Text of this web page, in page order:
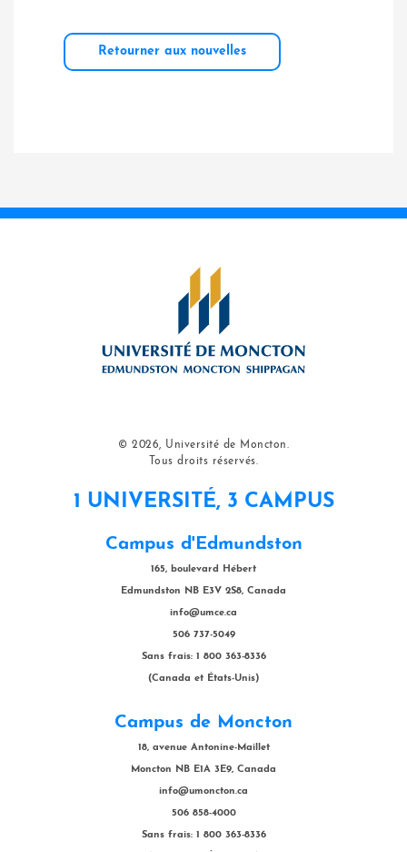
Retourner aux nouvelles
© 2026, Université de Moncton.
Tous droits réservés.
1 UNIVERSITÉ, 3 CAMPUS
Campus d'Edmundston
165, boulevard Hébert
Edmundston NB E3V 2S8, Canada
info@umce.ca
506 737-5049
Sans frais: 1 800 363-8336
(Canada et États-Unis)
Campus de Moncton
18, avenue Antonine-Maillet
Moncton NB E1A 3E9, Canada
info@umoncton.ca
506 858-4000
Sans frais: 1 800 363-8336